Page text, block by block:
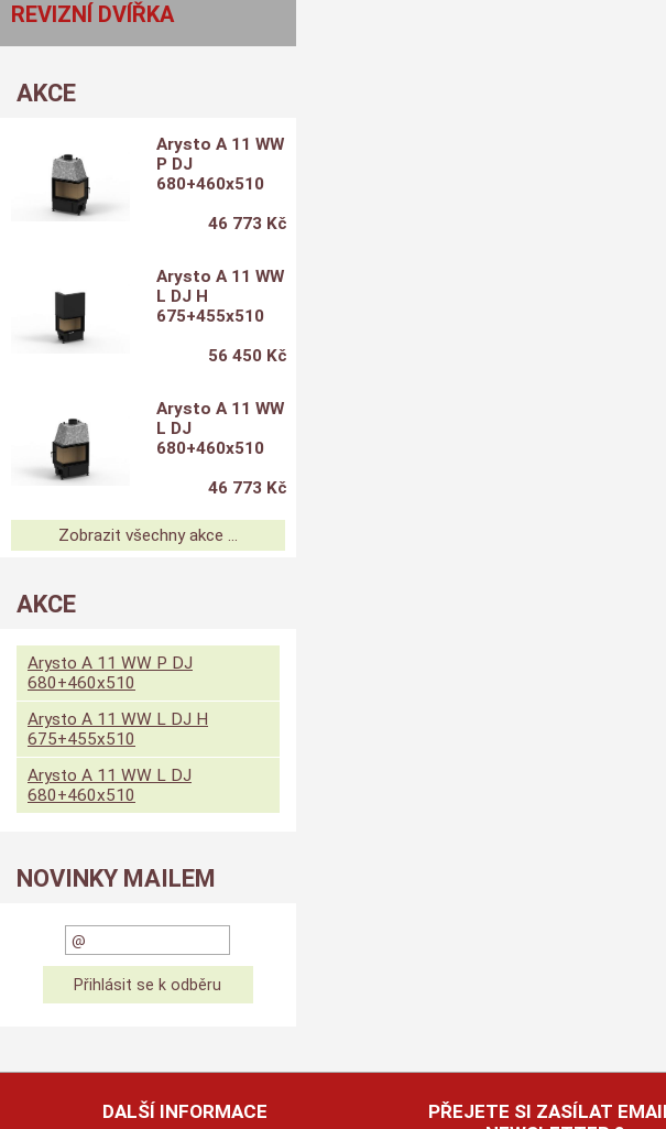
REVIZNÍ DVÍŘKA
AKCE
Arysto A 11 WW
P DJ
680+460x510
46 773 Kč
Arysto A 11 WW
L DJ H
675+455x510
56 450 Kč
Arysto A 11 WW
L DJ
680+460x510
46 773 Kč
Zobrazit všechny akce ...
AKCE
Arysto A 11 WW P DJ
680+460x510
Arysto A 11 WW L DJ H
675+455x510
Arysto A 11 WW L DJ
680+460x510
NOVINKY MAILEM
DALŠÍ INFORMACE
PŘEJETE SI ZASÍLAT